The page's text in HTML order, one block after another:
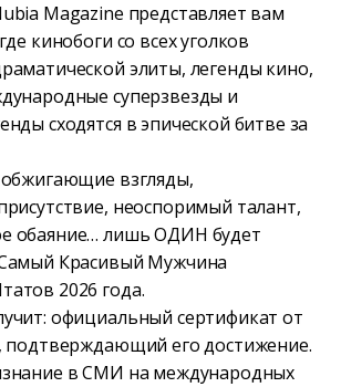
Magazine представляет вам
кинобоги со всех уголков
элиты, легенды кино,
суперзвезды и
сходятся в эпической битве за
взгляды,
неоспоримый талант,
обаяние… лишь ОДИН будет
Красивый Мужчина
2026 года.
официальный сертификат от
подтверждающий его достижение.
в СМИ на международных